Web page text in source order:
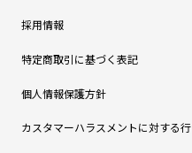
採用情報
特定商取引に基づく表記
個人情報保護方針
カスタマーハラスメントに対する行